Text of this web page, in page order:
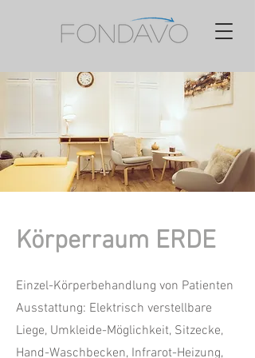
Körperraum ERDE
Einzel-Körperbehandlung von Patienten
Ausstattung: Elektrisch verstellbare
Liege, Umkleide-Möglichkeit, Sitzecke,
Hand-Waschbecken, Infrarot-Heizung,